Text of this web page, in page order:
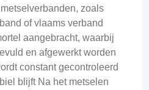
zoals
of vlaams verband
aangebracht, waarbij
en afgewerkt worden
constant gecontroleerd
blijft Na het metselen